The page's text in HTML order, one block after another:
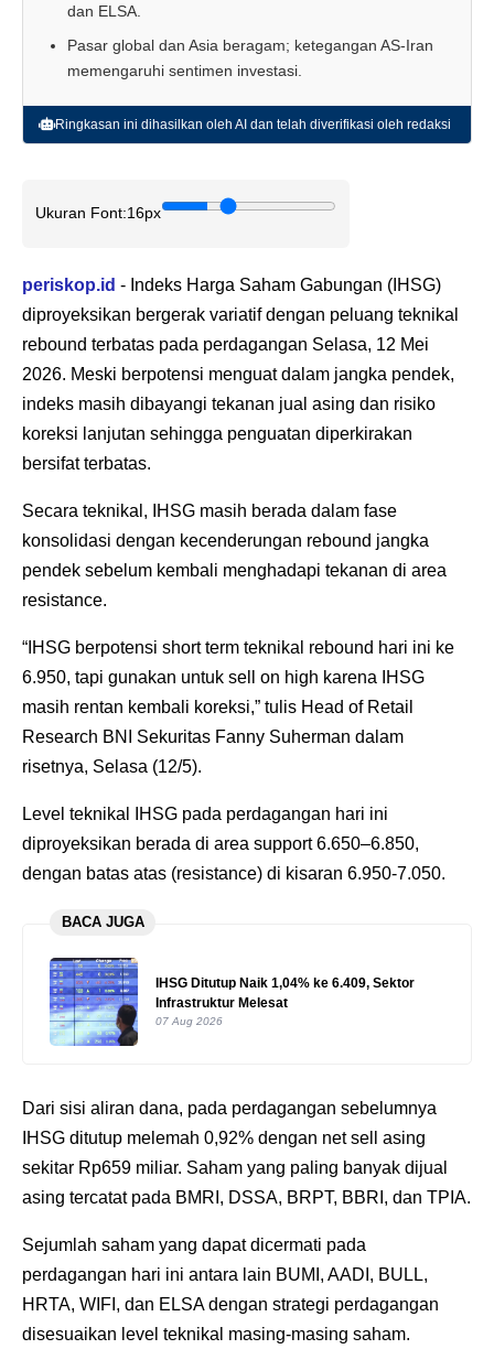
dan ELSA.
Pasar global dan Asia beragam; ketegangan AS-Iran
memengaruhi sentimen investasi.
Ringkasan ini dihasilkan oleh AI dan telah diverifikasi oleh redaksi
Ukuran Font:16px
periskop.id - Indeks Harga Saham Gabungan (IHSG)
diproyeksikan bergerak variatif dengan peluang teknikal
rebound terbatas pada perdagangan Selasa, 12 Mei
2026. Meski berpotensi menguat dalam jangka pendek,
indeks masih dibayangi tekanan jual asing dan risiko
koreksi lanjutan sehingga penguatan diperkirakan
bersifat terbatas.
Secara teknikal, IHSG masih berada dalam fase
konsolidasi dengan kecenderungan rebound jangka
pendek sebelum kembali menghadapi tekanan di area
resistance.
“IHSG berpotensi short term teknikal rebound hari ini ke
6.950, tapi gunakan untuk sell on high karena IHSG
masih rentan kembali koreksi,” tulis Head of Retail
Research BNI Sekuritas Fanny Suherman dalam
risetnya, Selasa (12/5).
Level teknikal IHSG pada perdagangan hari ini
diproyeksikan berada di area support 6.650–6.850,
dengan batas atas (resistance) di kisaran 6.950-7.050.
BACA JUGA
IHSG Ditutup Naik 1,04% ke 6.409, Sektor
Infrastruktur Melesat
07 Aug 2026
Dari sisi aliran dana, pada perdagangan sebelumnya
IHSG ditutup melemah 0,92% dengan net sell asing
sekitar Rp659 miliar. Saham yang paling banyak dijual
asing tercatat pada BMRI, DSSA, BRPT, BBRI, dan TPIA.
Sejumlah saham yang dapat dicermati pada
perdagangan hari ini antara lain BUMI, AADI, BULL,
HRTA, WIFI, dan ELSA dengan strategi perdagangan
disesuaikan level teknikal masing-masing saham.